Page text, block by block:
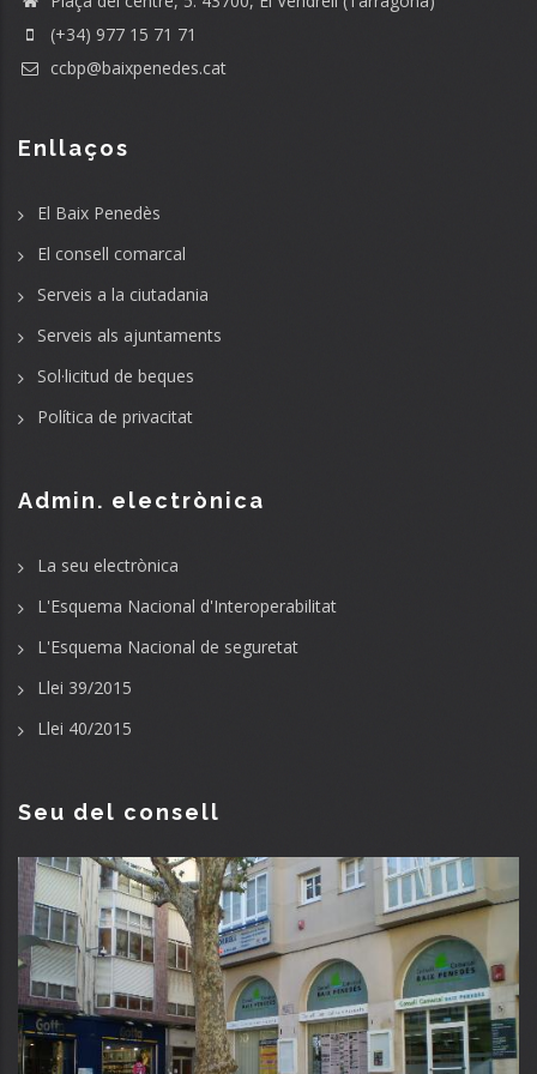
(+34) 977 15 71 71
ccbp@baixpenedes.cat
Enllaços
El Baix Penedès
El consell comarcal
Serveis a la ciutadania
Serveis als ajuntaments
Sol·licitud de beques
Política de privacitat
Admin. electrònica
La seu electrònica
L'Esquema Nacional d'Interoperabilitat
L'Esquema Nacional de seguretat
Llei 39/2015
Llei 40/2015
Seu del consell